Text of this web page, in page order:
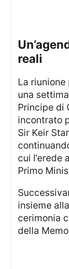
Un’agenda intensa di impegni
reali
La riunione privata è avvenuta durante
una
Principe di
incontrato
Sir Keir
cui l’erede
Primo
Successivamente, ha partecipato
insieme
cerimonia
della